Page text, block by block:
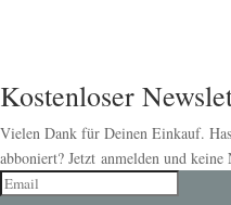
Kostenloser
Vielen Dank für Deinen Einkauf.
abboniert? Jetzt anmelden und